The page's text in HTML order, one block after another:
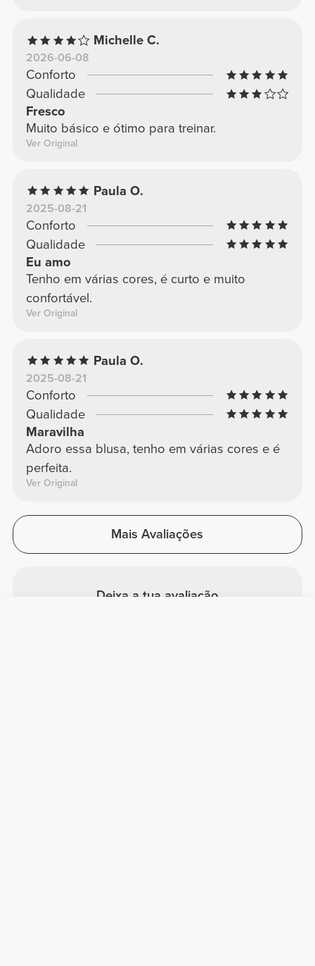
Michelle C.
2026-06-08
Conforto
Qualidade
Fresco
Muito básico e ótimo para treinar.
Ver Original
Paula O.
2025-08-21
Conforto
Qualidade
Eu amo
Tenho em várias cores, é curto e muito
confortável.
Ver Original
Paula O.
2025-08-21
Conforto
Qualidade
Maravilha
Adoro essa blusa, tenho em várias cores e é
perfeita.
Ver Original
Mais Avaliações
Deixa a tua avaliação